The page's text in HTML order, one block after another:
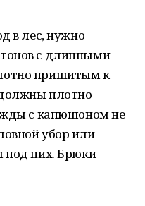
в лес, нужно
с длинными
пришитым к
плотно
с капюшоном не
убор или
под них. Брюки